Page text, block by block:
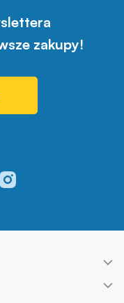
zakupy!
nasz profil w
nasz profil w